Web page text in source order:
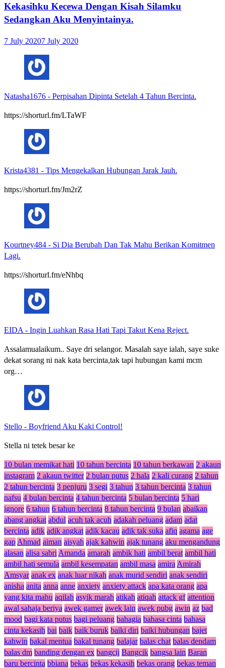
Kekasihku Kecewa Dengan Kisah Silamku
Sedangkan Aku Menyintainya.
7 July 20207 July 2020
Natasha1676 - Perpisahan Dipinta Setelah 4 Tahun Bercinta.
https://shorturl.fm/LTaWF
Krista4381 - Tips Mengekalkan Hubungan Jarak Jauh.
https://shorturl.fm/Jm2rZ
Kourtney484 - Si Dia Berubah Dan Tak Mahu Berikan Komitmen
Lagi.
https://shorturl.fm/eNhbq
EIDA - Ingin Luahkan Rasa Hati Tapi Takut Kena Reject.
Assalamualaikum.. Saye dri selangor. Masalah saye ialah, saye suke
dekat sorang ni nak kata bercinta,tak tapi hubungan kami mcm
org…
Stello - Boyfriend Aku Kaki Control!
Stella ni tetek besar ke
10 bulan memikat hati 10 tahun bercinta 10 tahun berkawan 2 akaun
instagram 2 akaun twitter 2 bulan putus 2 hala 2 kali curang 2 tahun
2 tahun bercinta 3 penjuru 3 segi 3 tahun 3 tahun bercinta 3 tahun
nafsu 4 bulan bercinta 4 tahun bercinta 5 bulan bercinta 5 hari
ignore 6 tahun 6 tahun bercinta 8 tahun bercinta 9 bulan abaikan
abang angkat abdul acuh tak acuh adakah peluang adam adat
bercinta adik adik angkat adik kacau adik tak suka afiq agama age
gap Ahmad aiman aisyah ajak kahwin ajak tunang aku mengandung
alasan alisa sabri Amanda amarah ambik hati ambil berat ambil hati
ambil hati semula ambil kesempatan ambil masa amira Amirah
Amsyar anak ex anak luar nikah anak murid sendiri anak sendiri
anisha anita anna anne anxiety anxiety attack apa kata orang apa
yang kita mahu aqilah asyik marah atikah atiqah attack gf attention
awal sahaja beriya awek gamer awek lain awek pubg awin az bad
mood bagi kata putus bagi peluang bahagia bahasa cinta bahasa
cinta kekasih bai baik baik buruk baiki diri baiki hubungan bajet
kahwin bakal mentua bakal tunang balajar balas chat balas dendam
balas dm banding dengan ex bangcij Bangcik bangsa lain Baran
baru bercinta bbiana bekas bekas kekasih bekas orang bekas teman